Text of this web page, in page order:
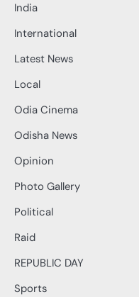
India
International
Latest News
Local
Odia Cinema
Odisha News
Opinion
Photo Gallery
Political
Raid
REPUBLIC DAY
Sports